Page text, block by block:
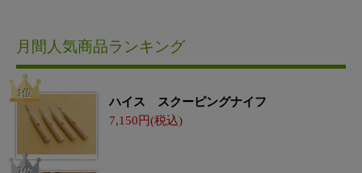
月間人気商品ランキング
ハイス スクーピングナイフ
7,150